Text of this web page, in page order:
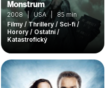
Monstrum
2008 | USA | 85 min
Filmy / Thrillery / Sci-fi /
Horory / Ostatní /
Katastrofický